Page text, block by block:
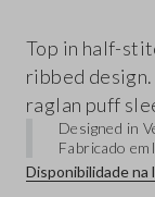
Top in half-
ribbed design.
raglan puff
Designed in
Fabricado em
Disponibilidade na